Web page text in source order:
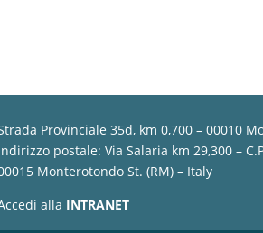
Provinciale 35d, km 0,700 – 00010
postale: Via Salaria km 29,300 –
Monterotondo St. (RM) – Italy
alla INTRANET